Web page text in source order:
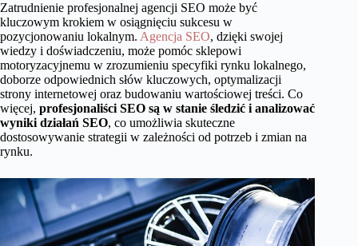
Zatrudnienie profesjonalnej agencji SEO może być
kluczowym krokiem w osiągnięciu sukcesu w
pozycjonowaniu lokalnym. Agencja SEO, dzięki swojej
wiedzy i doświadczeniu, może pomóc sklepowi
motoryzacyjnemu w zrozumieniu specyfiki rynku lokalnego,
doborze odpowiednich słów kluczowych, optymalizacji
strony internetowej oraz budowaniu wartościowej treści. Co
więcej, profesjonaliści SEO są w stanie śledzić i analizować
wyniki działań SEO, co umożliwia skuteczne
dostosowywanie strategii w zależności od potrzeb i zmian na
rynku.